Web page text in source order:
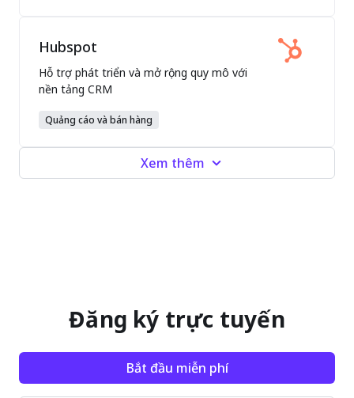
Hubspot
Hỗ trợ phát triển và mở rộng quy mô với
nền tảng CRM
Quảng cáo và bán hàng
Xem thêm
Đăng ký trực tuyến
Bắt đầu miễn phí